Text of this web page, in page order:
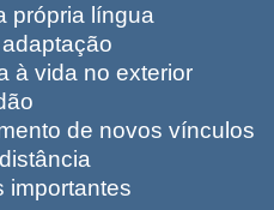
própria língua
à vida no exterior
de novos vínculos
importantes